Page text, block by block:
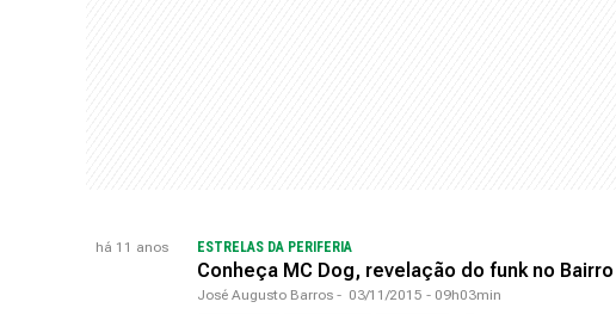
há 11 anos ESTRELAS DA PERIFERIA
Conheça MC Dog, revelação do funk no
José Augusto Barros - 03/11/2015 - 09h03min